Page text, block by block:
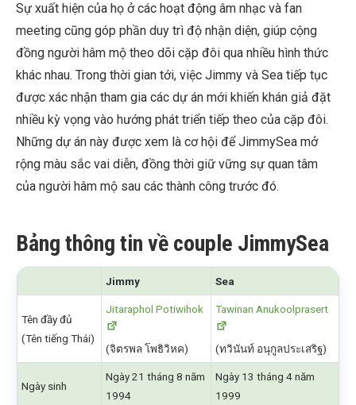
Sự xuất hiện của họ ở các hoạt động âm nhạc và fan
meeting cũng góp phần duy trì độ nhận diện, giúp cộng
đồng người hâm mộ theo dõi cặp đôi qua nhiều hình thức
khác nhau. Trong thời gian tới, việc Jimmy và Sea tiếp tục
được xác nhận tham gia các dự án mới khiến khán giả đặt
nhiều kỳ vọng vào hướng phát triển tiếp theo của cặp đôi.
Những dự án này được xem là cơ hội để JimmySea mở
rộng màu sắc vai diễn, đồng thời giữ vững sự quan tâm
của người hâm mộ sau các thành công trước đó.
Bảng thông tin về couple JimmySea
Jimmy Sea
Tên đầy đủ
(Tên tiếng Thái)
Jitaraphol Potiwihok
(จิตรพล โพธิวิหค)
Tawinan Anukoolprasert
(ทวินันท์ อนุกูลประเสริฐ)
Ngày sinh
Ngày 21 tháng 8 năm
1994
Ngày 13 tháng 4 năm
1999